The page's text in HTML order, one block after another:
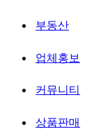
부동산
업체홍보
커뮤니티
상품판매